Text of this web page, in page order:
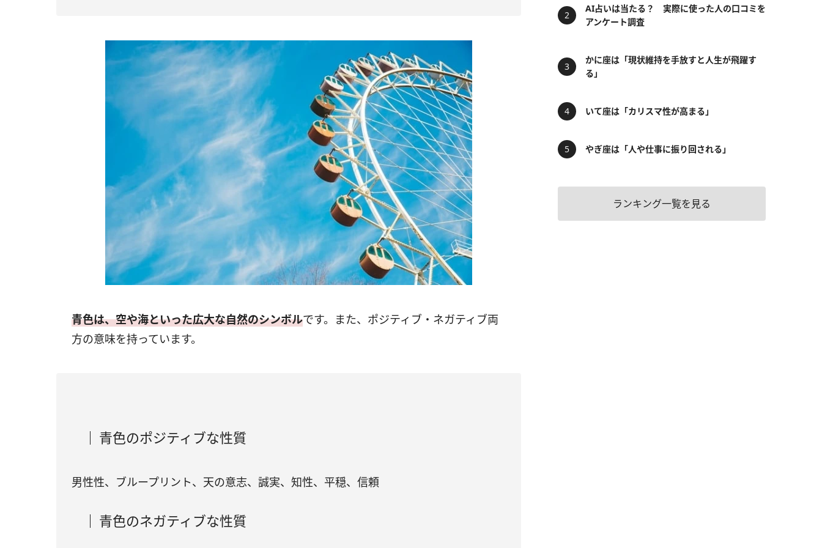
青色は、空や海といった広大な自然のシンボルです。また、ポジティブ・ネガティブ両
方の意味を持っています。
青色のポジティブな性質
男性性、ブループリント、天の意志、誠実、知性、平穏、信頼
青色のネガティブな性質
AI占いは当たる？ 実際に使った人の口コミを
アンケート調査
かに座は「現状維持を手放すと人生が飛躍す
る」
いて座は「カリスマ性が高まる」
やぎ座は「人や仕事に振り回される」
ランキング一覧を見る